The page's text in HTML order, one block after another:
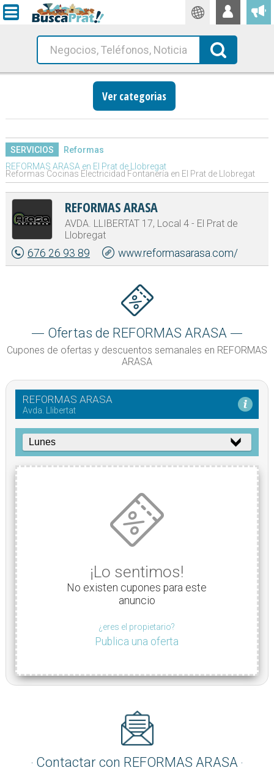
Traductor
Busca!
Ver categorias
SERVICIOS
Reformas
REFORMAS ARASA en El Prat de Llobregat
Reformas Cocinas Electricidad Fontanería en El Prat de Llobregat
REFORMAS ARASA
AVDA. LLIBERTAT 17, Local 4 - El Prat de
Llobregat
676 26 93 89 www.reformasarasa.com/
Ofertas de REFORMAS ARASA
Cupones de ofertas y descuentos semanales en REFORMAS
ARASA
REFORMAS ARASA
Avda. Llibertat
¡Lo sentimos!
No existen cupones para este
anuncio
¿eres el propietario?
Publica una oferta
Contactar con REFORMAS ARASA